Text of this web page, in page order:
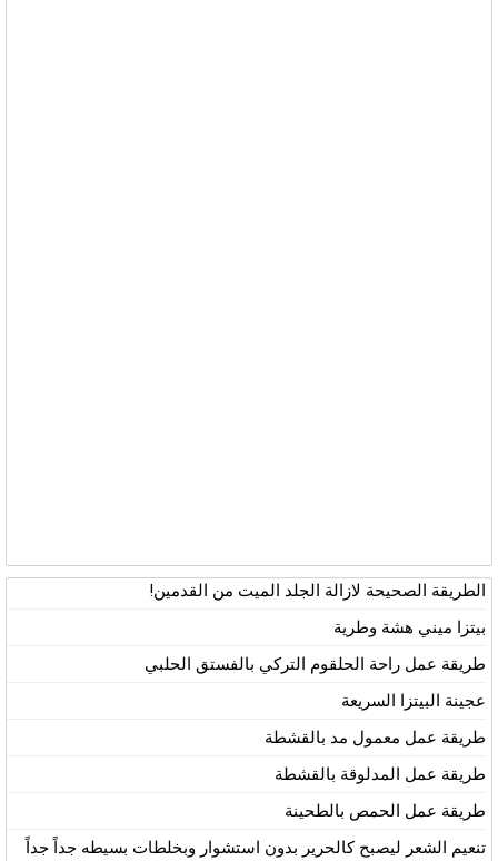
الطريقة الصحيحة لازالة الجلد الميت من القدمين!
بيتزا ميني هشة وطرية
طريقة عمل راحة الحلقوم التركي بالفستق الحلبي
عجينة البيتزا السريعة
طريقة عمل معمول مد بالقشطة
طريقة عمل المدلوقة بالقشطة
طريقة عمل الحمص بالطحينة
تنعيم الشعر ليصبح كالحرير بدون استشوار وبخلطات بسيطه جداً جداً